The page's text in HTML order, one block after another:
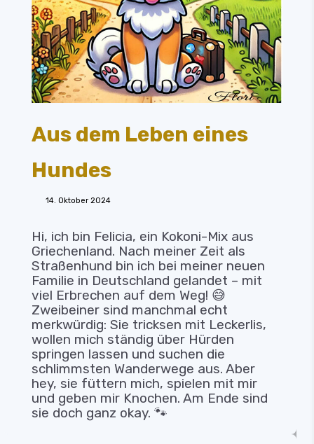
Aus dem Leben eines
Hundes
14. Oktober 2024
Hi, ich bin Felicia, ein Kokoni-Mix aus
Griechenland. Nach meiner Zeit als
Straßenhund bin ich bei meiner neuen
Familie in Deutschland gelandet – mit
viel Erbrechen auf dem Weg! 😅
Zweibeiner sind manchmal echt
merkwürdig: Sie tricksen mit Leckerlis,
wollen mich ständig über Hürden
springen lassen und suchen die
schlimmsten Wanderwege aus. Aber
hey, sie füttern mich, spielen mit mir
und geben mir Knochen. Am Ende sind
sie doch ganz okay. 🐾